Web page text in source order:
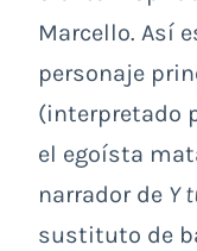
Marcello. Así
personaje
(interpretado
el egoísta
narrador de Y
sustituto de